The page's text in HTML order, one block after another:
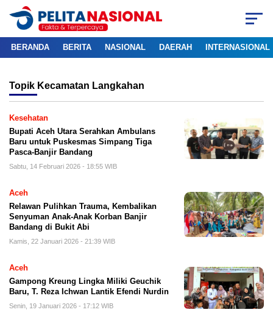
BERANDA BERITA NASIONAL DAERAH INTERNASIONAL
Topik Kecamatan Langkahan
Kesehatan
Bupati Aceh Utara Serahkan Ambulans
Baru untuk Puskesmas Simpang Tiga
Pasca-Banjir Bandang
Sabtu, 14 Februari 2026 - 18:55 WIB
Aceh
Relawan Pulihkan Trauma, Kembalikan
Senyuman Anak-Anak Korban Banjir
Bandang di Bukit Abi
Kamis, 22 Januari 2026 - 21:39 WIB
Aceh
Gampong Kreung Lingka Miliki Geuchik
Baru, T. Reza Ichwan Lantik Efendi Nurdin
Senin, 19 Januari 2026 - 17:12 WIB